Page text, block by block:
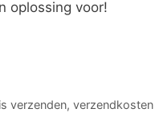
oplossing voor!
verzenden, verzendkosten